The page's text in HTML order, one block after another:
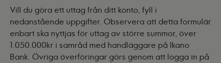
Vill du göra ett uttag från ditt konto, fyll i
nedanstående uppgifter. Observera att detta formulär
enbart ska nyttjas för uttag av större summor, över
1.050.000kr i samråd med handläggare på Ikano
Bank. Övriga överföringar görs genom att logga in på